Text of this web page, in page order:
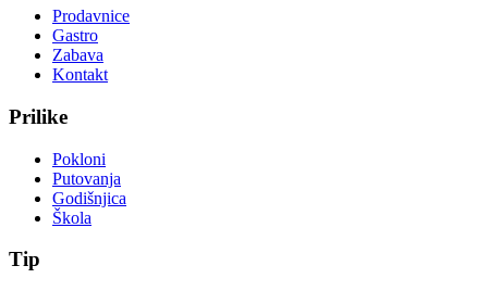
Prodavnice
Gastro
Zabava
Kontakt
Prilike
Pokloni
Putovanja
Godišnjica
Škola
Tip